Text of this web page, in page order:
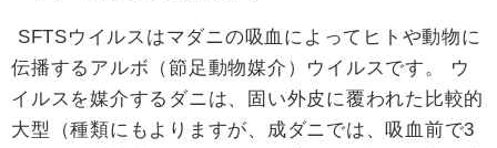
SFTSウイルスはマダニの吸血によってヒトや動物に
伝播するアルボ（節足動物媒介）ウイルスです。 ウ
イルスを媒介するダニは、固い外皮に覆われた比較的
大型（種類にもよりますが、成ダニでは、吸血前で3